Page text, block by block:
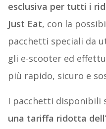
esclusiva per tutti i
Just Eat, con la
pacchetti speciali da
gli e-scooter ed
più rapido, sicuro e
I pacchetti disponibili
una tariffa ridotta